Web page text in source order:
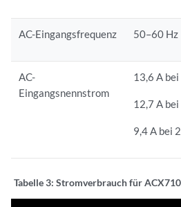
AC-Eingangsfrequenz 50–60 Hz
AC-
Eingangsnennstrom
13,6 A
12,7 A
9,4 A bei
Tabelle 3: Stromverbrauch für